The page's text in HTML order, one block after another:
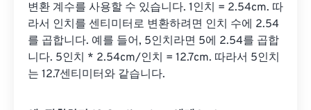
변환 계수를 사용할 수 있습니다. 1인치 = 2.54cm. 따
라서 인치를 센티미터로 변환하려면 인치 수에 2.54
를 곱합니다. 예를 들어, 5인치라면 5에 2.54를 곱합
니다. 5인치 * 2.54cm/인치 = 12.7cm. 따라서 5인치
는 12.7센티미터와 같습니다.